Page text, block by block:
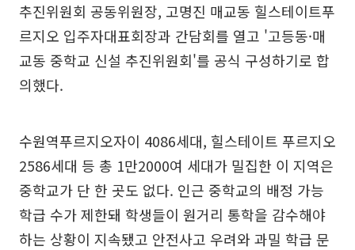
추진위원회 공동위원장, 고명진 매교동 힐스테이트푸
르지오 입주자대표회장과 간담회를 열고 '고등동·매
교동 중학교 신설 추진위원회'를 공식 구성하기로 합
의했다.
수원역푸르지오자이 4086세대, 힐스테이트 푸르지오
2586세대 등 총 1만2000여 세대가 밀집한 이 지역은
중학교가 단 한 곳도 없다. 인근 중학교의 배정 가능
학급 수가 제한돼 학생들이 원거리 통학을 감수해야
하는 상황이 지속됐고 안전사고 우려와 과밀 학급 문